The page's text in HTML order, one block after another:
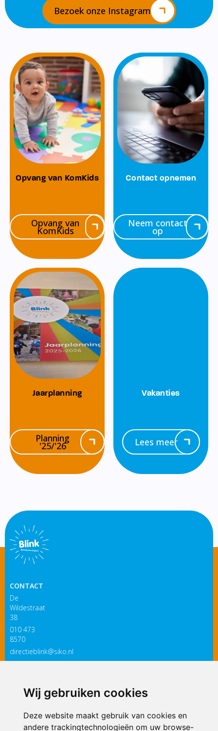
Wij gebruiken cookies
Deze website maakt gebruik van cookies en
andere trackingtechnologieën om uw browse-
Bezoek onze Instagram
Opvang van KomKids
Opvang van
KomKids
Contact opnemen
Neem contact
op
Jaarplanning
Planning
'25/'26
Vakanties
Lees meer
CONTACT
De
Wildestraat
38
010 473
8570
directieblink@siko.nl
3119 PM
ONDERDEEL VAN